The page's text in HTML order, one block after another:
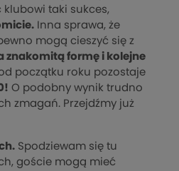
klubowi taki sukces,
Inna sprawa, że
mogą cieszyć się z
znakomitą formę i kolejne
początku roku pozostaje
O podobny wynik trudno
zmagań. Przejdźmy już
Spodziewam się tu
goście mogą mieć